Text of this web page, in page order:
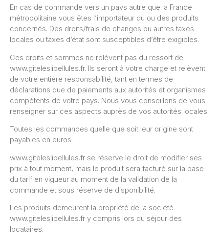
En cas de commande vers un pays autre que la France
métropolitaine vous êtes l’importateur du ou des produits
concernés. Des droits/frais de changes ou autres taxes
locales ou taxes d’état sont susceptibles d’être exigibles.
Ces droits et sommes ne relèvent pas du ressort de
www.giteleslibellules.fr. Ils seront à votre charge et relèvent
de votre entière responsabilité, tant en termes de
déclarations que de paiements aux autorités et organismes
compétents de votre pays. Nous vous conseillons de vous
renseigner sur ces aspects auprès de vos autorités locales.
Toutes les commandes quelle que soit leur origine sont
payables en euros.
www.giteleslibellules.fr se réserve le droit de modifier ses
prix à tout moment, mais le produit sera facturé sur la base
du tarif en vigueur au moment de la validation de la
commande et sous réserve de disponibilité.
Les produits demeurent la propriété de la société
www.giteleslibellules.fr y compris lors du séjour des
locataires.